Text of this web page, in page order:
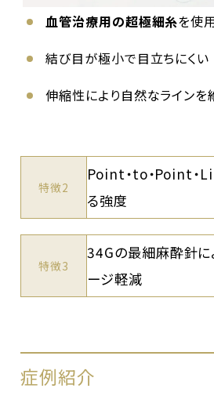
血管治療用の超極細糸を使
結び目が極小で目立ちにくい
伸縮性により自然なラインを
特徴2
Point・to・Point・
る強度
特徴3
34Gの最細麻酔針に
ージ軽減
症例紹介